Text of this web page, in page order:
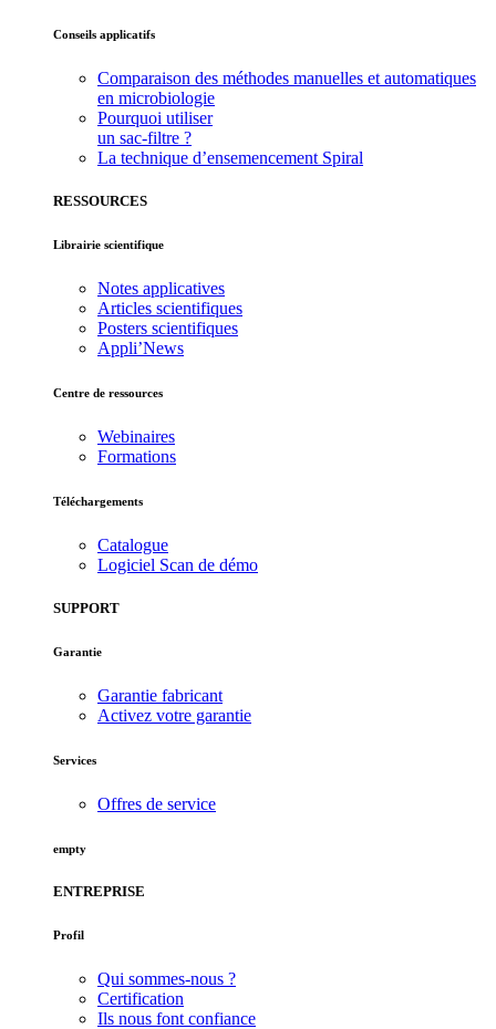
Conseils applicatifs
Comparaison des méthodes manuelles et automatiques
en microbiologie
Pourquoi utiliser
un sac-filtre ?
La technique d’ensemencement Spiral
RESSOURCES
Librairie scientifique
Notes applicatives
Articles scientifiques
Posters scientifiques
Appli’News
Centre de ressources
Webinaires
Formations
Téléchargements
Catalogue
Logiciel Scan de démo
SUPPORT
Garantie
Garantie fabricant
Activez votre garantie
Services
Offres de service
empty
ENTREPRISE
Profil
Qui sommes-nous ?
Certification
Ils nous font confiance